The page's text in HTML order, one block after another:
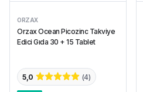
ORZAX
Orzax Ocean Picozinc Takviye
Edici Gıda 30 + 15 Tablet
5,0 (4)